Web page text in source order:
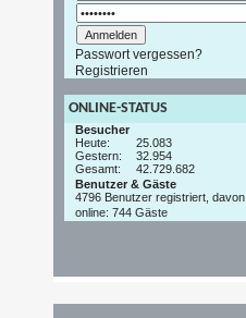
Passwort vergessen?
Registrieren
ONLINE-STATUS
Besucher
Heute:
25.083
Gestern:
32.954
Gesamt:
42.729.682
Benutzer & Gäste
4796 Benutzer registriert, davon
online: 744 Gäste